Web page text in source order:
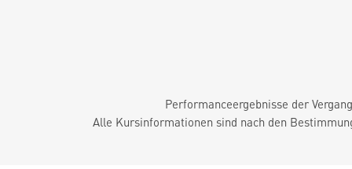
Performanceergebnisse der
Alle Kursinformationen sind nach den